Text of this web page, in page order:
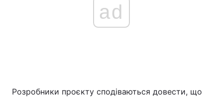
ad
Розробники проєкту сподіваються довести, що